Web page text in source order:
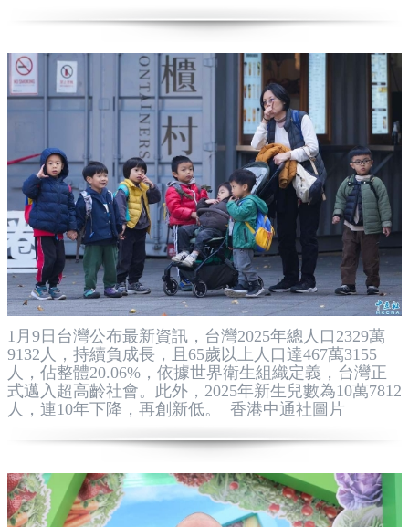
1月9日台灣公布最新資訊，台灣2025年總人口2329萬
9132人，持續負成長，且65歲以上人口達467萬3155
人，佔整體20.06%，依據世界衛生組織定義，台灣正
式邁入超高齡社會。此外，2025年新生兒數為10萬7812
人，連10年下降，再創新低。 香港中通社圖片